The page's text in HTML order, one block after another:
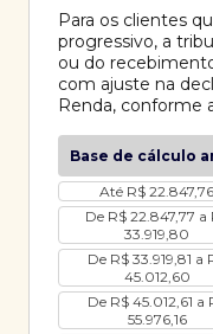
Para os clientes
progressivo, a
ou do
com ajuste na
Renda, conforme
Base de cálculo
Até R$ 22.847,76
De R$ 22.847,77 a
33.919,80
De R$ 33.919,81 a
45.012,60
De R$ 45.012,61 a
55.976,16